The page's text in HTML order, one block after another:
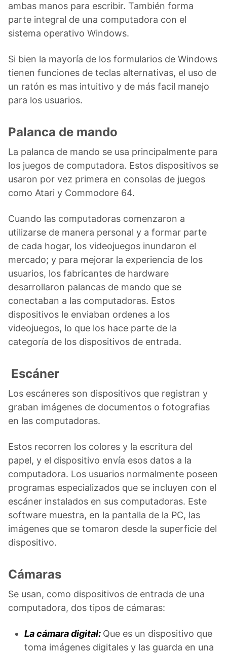
ambas manos para escribir. También forma
parte integral de una computadora con el
sistema operativo Windows.
Si bien la mayoría de los formularios de Windows
tienen funciones de teclas alternativas, el uso de
un ratón es mas intuitivo y de más facil manejo
para los usuarios.
Palanca de mando
La palanca de mando se usa principalmente para
los juegos de computadora. Estos dispositivos se
usaron por vez primera en consolas de juegos
como Atari y Commodore 64.
Cuando las computadoras comenzaron a
utilizarse de manera personal y a formar parte
de cada hogar, los videojuegos inundaron el
mercado; y para mejorar la experiencia de los
usuarios, los fabricantes de hardware
desarrollaron palancas de mando que se
conectaban a las computadoras. Estos
dispositivos le enviaban ordenes a los
videojuegos, lo que los hace parte de la
categoría de los dispositivos de entrada.
Escáner
Los escáneres son dispositivos que registran y
graban imágenes de documentos o fotografias
en las computadoras.
Estos recorren los colores y la escritura del
papel, y el dispositivo envía esos datos a la
computadora. Los usuarios normalmente poseen
programas especializados que se incluyen con el
escáner instalados en sus computadoras. Este
software muestra, en la pantalla de la PC, las
imágenes que se tomaron desde la superficie del
dispositivo.
Cámaras
Se usan, como dispositivos de entrada de una
computadora, dos tipos de cámaras:
La cámaradigital: Que es un dispositivo que
toma imágenes digitales y las guarda en una